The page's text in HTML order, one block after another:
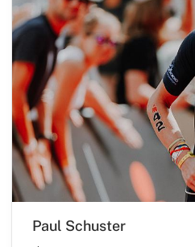
Paul Schuster
Yoga
Zwiebelbühne
Mitglieder-Service
Verantwortung